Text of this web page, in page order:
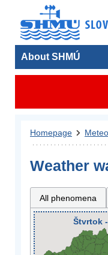
About SHMÚ
Homepage
Weather
All phenomena
Štvrtok